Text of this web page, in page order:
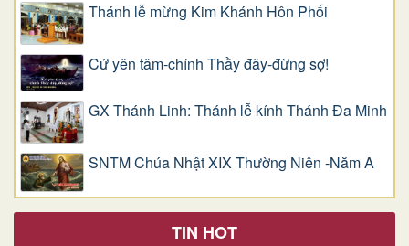
Thánh lễ mừng Kim Khánh Hôn Phối
Cứ yên tâm-chính Thầy đây-đừng sợ!
GX Thánh Linh: Thánh lễ kính Thánh Đa Minh
SNTM Chúa Nhật XIX Thường Niên -Năm A
TIN HOT